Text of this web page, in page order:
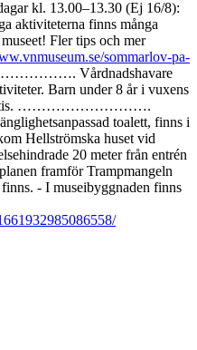
kl. 13.00–13.30 (Ej 16/8):
aktiviteterna finns många
Fler tips och mer
sommarlov-pa-
Vårdnadshavare
Barn under 8 år i vuxens
gratis. ……………………….
toalett, finns i
Hellströmska huset vid
20 meter från entrén
framför Trampmangeln
- I museibyggnaden finns